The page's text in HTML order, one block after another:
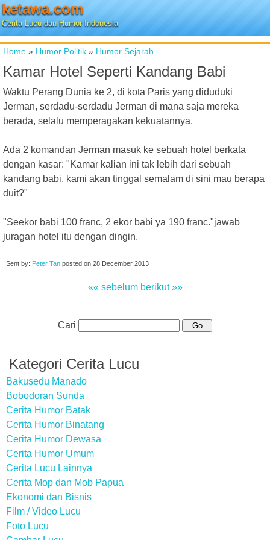
ketawa.com
Cerita Lucu dan Humor Indonesia
Home » Humor Politik » Humor Sejarah
Kamar Hotel Seperti Kandang Babi
Waktu Perang Dunia ke 2, di kota Paris yang diduduki
Jerman, serdadu-serdadu Jerman di mana saja mereka
berada, selalu memperagakan kekuatannya.
Ada 2 komandan Jerman masuk ke sebuah hotel berkata
dengan kasar: "Kamar kalian ini tak lebih dari sebuah
kandang babi, kami akan tinggal semalam di sini mau berapa
duit?"
"Seekor babi 100 franc, 2 ekor babi ya 190 franc."jawab
juragan hotel itu dengan dingin.
Sent by: Peter Tan posted on 28 December 2013
«« sebelum berikut »»
Cari
Kategori Cerita Lucu
Bakusedu Manado
Bobodoran Sunda
Cerita Humor Batak
Cerita Humor Binatang
Cerita Humor Dewasa
Cerita Humor Umum
Cerita Lucu Lainnya
Cerita Mop dan Mob Papua
Ekonomi dan Bisnis
Film / Video Lucu
Foto Lucu